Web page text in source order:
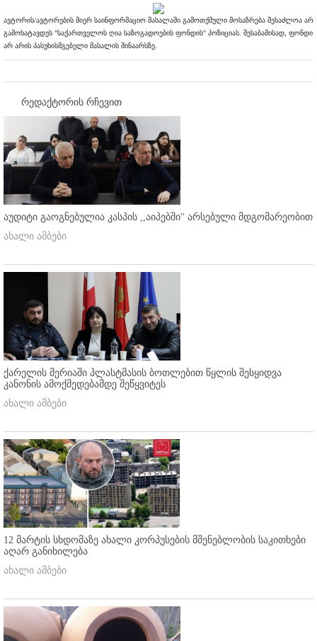
ავტორის/ავტორების მიერ საინფორმაციო მასალაში გამოთქმული მოსაზრება შესაძლოა არ
გამოხატავდეს "საქართველოს ღია საზოგადოების ფონდის" პოზიციას. შესაბამისად, ფონდი
არ არის პასუხისმგებელი მასალის შინაარსზე.
რედაქტორის რჩევით
აუდიტი გაოგნებულია კასპის ,,აიპებში'' არსებული მდგომარეობით
ახალი ამბები
ქარელის მერიაში პლასტმასის ბოთლებით წყლის შესყიდვა
კანონის ამოქმედებამდე შეწყვიტეს
ახალი ამბები
12 მარტის სხდომაზე ახალი კორპუსების მშენებლობის საკითხები
აღარ განიხილება
ახალი ამბები